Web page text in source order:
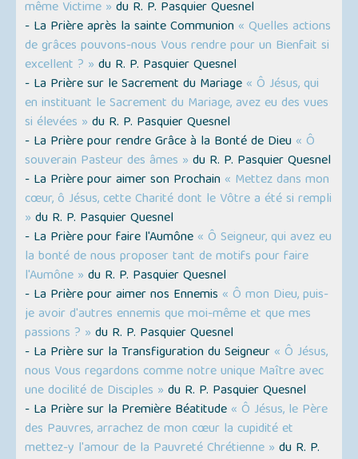
même Victime » du R. P. Pasquier Quesnel
- La Prière après la sainte Communion « Quelles actions
de grâces pouvons-nous Vous rendre pour un Bienfait si
excellent ? » du R. P. Pasquier Quesnel
- La Prière sur le Sacrement du Mariage « Ô Jésus, qui
en instituant le Sacrement du Mariage, avez eu des vues
si élevées » du R. P. Pasquier Quesnel
- La Prière pour rendre Grâce à la Bonté de Dieu « Ô
souverain Pasteur des âmes » du R. P. Pasquier Quesnel
- La Prière pour aimer son Prochain « Mettez dans mon
cœur, ô Jésus, cette Charité dont le Vôtre a été si rempli
» du R. P. Pasquier Quesnel
- La Prière pour faire l'Aumône « Ô Seigneur, qui avez eu
la bonté de nous proposer tant de motifs pour faire
l'Aumône » du R. P. Pasquier Quesnel
- La Prière pour aimer nos Ennemis « Ô mon Dieu, puis-
je avoir d'autres ennemis que moi-même et que mes
passions ? » du R. P. Pasquier Quesnel
- La Prière sur la Transfiguration du Seigneur « Ô Jésus,
nous Vous regardons comme notre unique Maître avec
une docilité de Disciples » du R. P. Pasquier Quesnel
- La Prière sur la Première Béatitude « Ô Jésus, le Père
des Pauvres, arrachez de mon cœur la cupidité et
mettez-y l'amour de la Pauvreté Chrétienne » du R. P.